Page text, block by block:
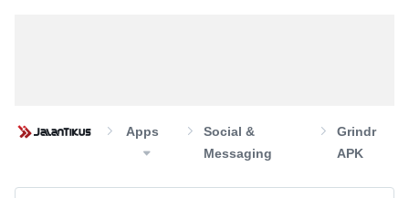
Apps
Social &
Messaging
Grindr
APK